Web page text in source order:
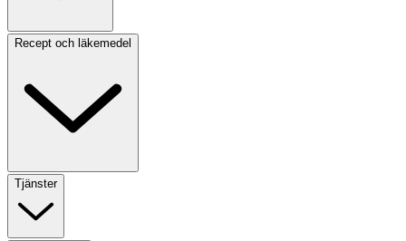
Recept och läkemedel
Tjänster